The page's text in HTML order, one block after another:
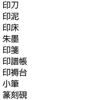
印刀
印泥
印床
朱墨
印箋
印譜帳
印褥台
小筆
篆刻硯